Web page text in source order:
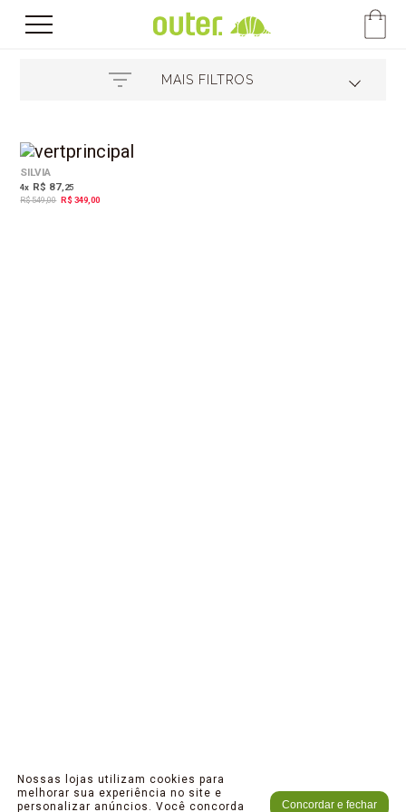
MAIS FILTROS
SILVIA
4x R$ 87 ,25
R$ 549,00 R$ 349,00
Nossas lojas utilizam cookies para
melhorar sua experiência no site e
personalizar anúncios. Você concorda
Concordar e fechar